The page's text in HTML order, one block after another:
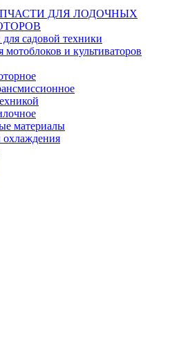
ДЛЯ ЛОДОЧНЫХ
для садовой техники
мотоблоков и культиваторов
материалы